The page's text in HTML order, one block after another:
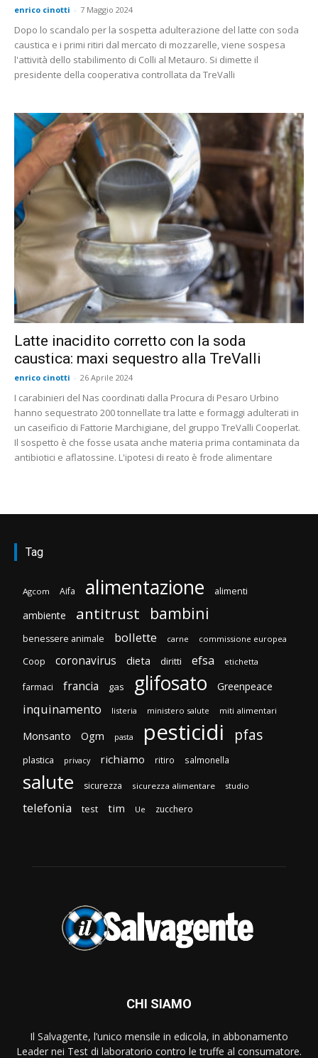
enrico cinotti - 7 Maggio 2024
Dopo lo scandalo per la sospetta adulterazione del latte con soda
caustica e i primi ritiri dal mercato di mozzarelle, viene sospesa
l'attività dello stabilimento di Colli al Metauro. Si dimette il
presidente della cooperativa controllata da TreValli
Latte inacidito corretto con la soda
caustica: maxi sequestro alla TreValli
enrico cinotti - 26 Aprile 2024
I carabinieri del Nas coordinati dalla Procura di Pesaro Urbino
hanno sequestrato 200 tonnellate tra latte e formaggi adulterati in
un caseificio di Fattorie Marchigiane, del gruppo TreValli Cooperlat.
Il sospetto è che fosse usata anche materia prima contaminata da
antibiotici e aflatossine. L'ipotesi di reato è frode alimentare
Tag
Agcom Aifa alimentazione alimenti
ambiente antitrust bambini
benessere animale bollette carne commissione europea
Coop coronavirus dieta diritti efsa etichetta
farmaci francia gas glifosato Greenpeace
inquinamento listeria ministero salute miti alimentari
Monsanto Ogm pasta pesticidi pfas
plastica privacy richiamo ritiro salmonella
salute sicurezza sicurezza alimentare studio
telefonia test tim Ue zucchero
CHI SIAMO
Il Salvagente, l’unico mensile in edicola, in abbonamento
Leader nei Test di laboratorio contro le truffe al consumatore.